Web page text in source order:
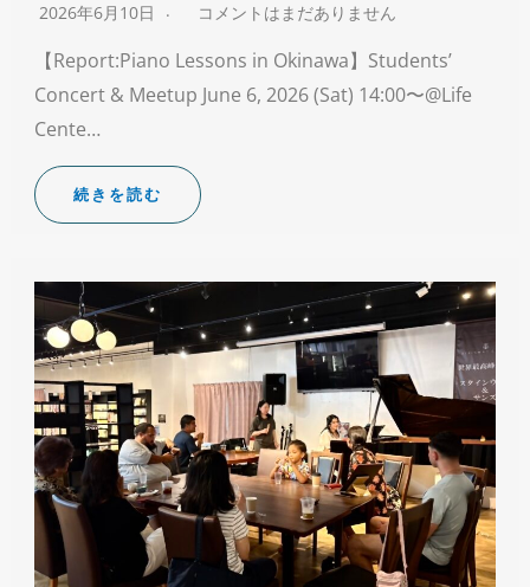
2026年6月10日 コメントはまだありません
【Report:Piano Lessons in Okinawa】Students’
Concert & Meetup June 6, 2026 (Sat) 14:00〜@Life
Cente…
続きを読む